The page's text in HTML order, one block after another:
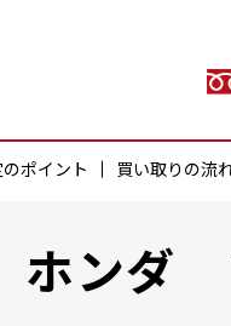
ポイント 買い取りの流
ホンダ